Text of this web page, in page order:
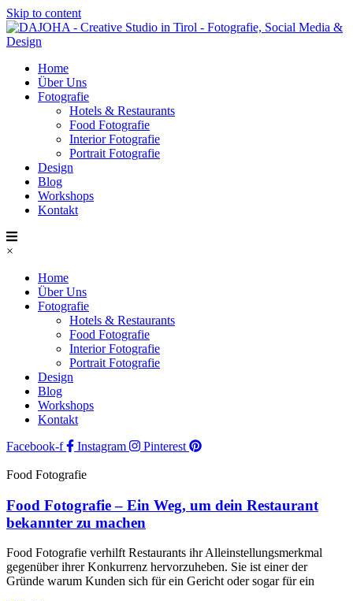
Skip to content
Home
Über Uns
Fotografie
Hotels & Restaurants
Food Fotografie
Interior Fotografie
Portrait Fotografie
Design
Blog
Workshops
Kontakt
×
Home
Über Uns
Fotografie
Hotels & Restaurants
Food Fotografie
Interior Fotografie
Portrait Fotografie
Design
Blog
Workshops
Kontakt
Facebook-f
Instagram Pinterest
Food Fotografie
Food Fotografie – Ein Weg, um dein Restaurant
bekannter zu machen
Food Fotografie verhilft Restaurants ihr Alleinstellungsmerkmal
gegenüber ihrer Konkurrenz hervorzuheben. Sie ist einer der
Gründe warum Kunden sich für ein Gericht oder sogar für ein